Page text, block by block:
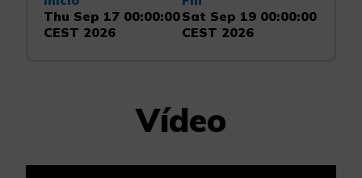
Thu Sep 17 00:00:00
CEST 2026
Sat Sep 19 00:00:00
CEST 2026
Vídeo